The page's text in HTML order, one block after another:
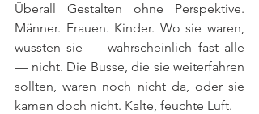
Überall Gestalten ohne Perspektive.
Männer. Frauen. Kinder. Wo sie waren,
wussten sie — wahrscheinlich fast alle
— nicht. Die Busse, die sie weiterfahren
sollten, waren noch nicht da, oder sie
kamen doch nicht. Kalte, feuchte Luft.